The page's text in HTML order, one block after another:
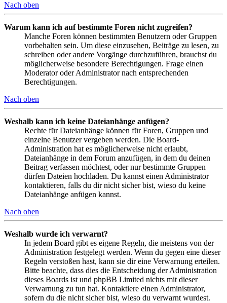
Nach oben
Warum kann ich auf bestimmte Foren nicht zugreifen?
Manche Foren können bestimmten Benutzern oder Gruppen
vorbehalten sein. Um diese einzusehen, Beiträge zu lesen, zu
schreiben oder andere Vorgänge durchzuführen, brauchst du
möglicherweise besondere Berechtigungen. Frage einen
Moderator oder Administrator nach entsprechenden
Berechtigungen.
Nach oben
Weshalb kann ich keine Dateianhänge anfügen?
Rechte für Dateianhänge können für Foren, Gruppen und
einzelne Benutzer vergeben werden. Die Board-
Administration hat es möglicherweise nicht erlaubt,
Dateianhänge in dem Forum anzufügen, in dem du deinen
Beitrag verfassen möchtest, oder nur bestimmte Gruppen
dürfen Dateien hochladen. Du kannst einen Administrator
kontaktieren, falls du dir nicht sicher bist, wieso du keine
Dateianhänge anfügen kannst.
Nach oben
Weshalb wurde ich verwarnt?
In jedem Board gibt es eigene Regeln, die meistens von der
Administration festgelegt werden. Wenn du gegen eine dieser
Regeln verstoßen hast, kann sie dir eine Verwarnung erteilen.
Bitte beachte, dass dies die Entscheidung der Administration
dieses Boards ist und phpBB Limited nichts mit dieser
Verwarnung zu tun hat. Kontaktiere einen Administrator,
sofern du die nicht sicher bist, wieso du verwarnt wurdest.